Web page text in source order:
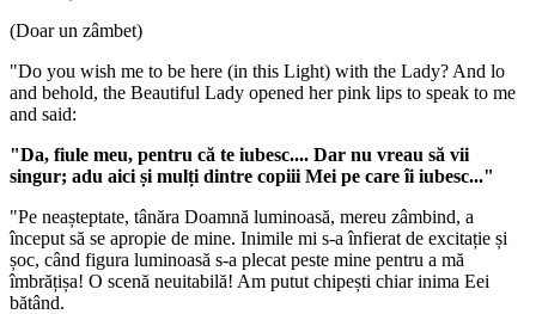
(Doar un zâmbet)
"Do you wish me to be here (in this Light) with the Lady? And lo
and behold, the Beautiful Lady opened her pink lips to speak to me
and said:
"Da, fiule meu, pentru că te iubesc.... Dar nu vreau să vii
singur; adu aici și mulți dintre copiii Mei pe care îi iubesc..."
"Pe neașteptate, tânăra Doamnă luminoasă, mereu zâmbind, a
început să se apropie de mine. Inimile mi s-a înfierat de excitație și
șoc, când figura luminoasă s-a plecat peste mine pentru a mă
îmbrățișa! O scenă neuitabilă! Am putut chipești chiar inima Eei
bătând.